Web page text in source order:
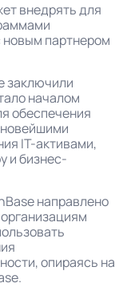
внедрять для
новым партнером
заключили
началом
обеспечения
новейшими
IT-активами,
и бизнес-
направлено
опираясь на